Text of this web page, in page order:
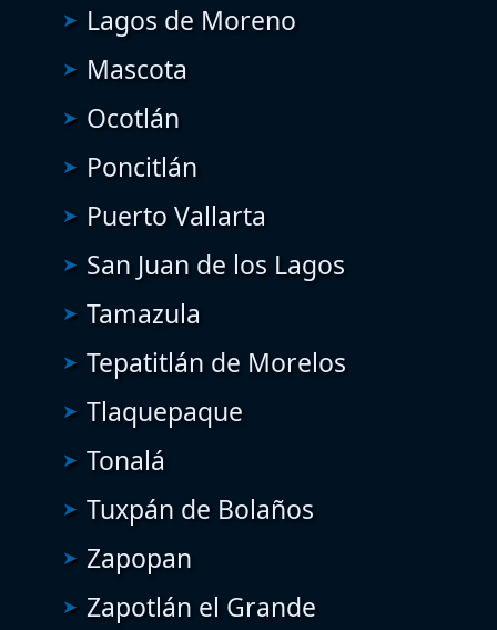
Lagos de Moreno
Mascota
Ocotlán
Poncitlán
Puerto Vallarta
San Juan de los Lagos
Tamazula
Tepatitlán de Morelos
Tlaquepaque
Tonalá
Tuxpán de Bolaños
Zapopan
Zapotlán el Grande